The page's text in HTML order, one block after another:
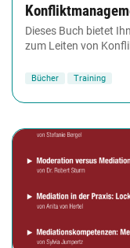
Dieses Buch bietet
zum Leiten von
Bücher Training